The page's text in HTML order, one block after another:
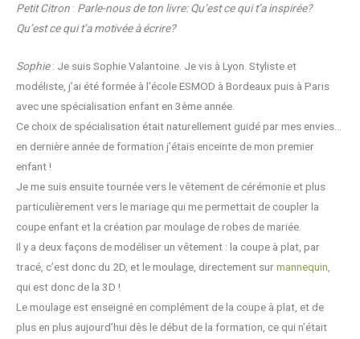
Petit Citron : Parle-nous de ton livre: Qu’est ce qui t’a inspirée?
Qu’est ce qui t’a motivée à écrire?
Sophie: Je suis Sophie Valantoine. Je vis à Lyon. Styliste et
modéliste, j’ai été formée à l’école ESMOD à Bordeaux puis à Paris
avec une spécialisation enfant en 3ème année.
Ce choix de spécialisation était naturellement guidé par mes envies…
en dernière année de formation j’étais enceinte de mon premier
enfant !
Je me suis ensuite tournée vers le vêtement de cérémonie et plus
particulièrement vers le mariage qui me permettait de coupler la
coupe enfant et la création par moulage de robes de mariée.
Il y a deux façons de modéliser un vêtement : la coupe à plat, par
tracé, c’est donc du 2D, et le moulage, directement surmannequin
qui est donc de la 3D !
Le moulage est enseigné en complément de la coupe à plat, et de
plus en plus aujourd’hui dès le début de la formation, ce qui n’était